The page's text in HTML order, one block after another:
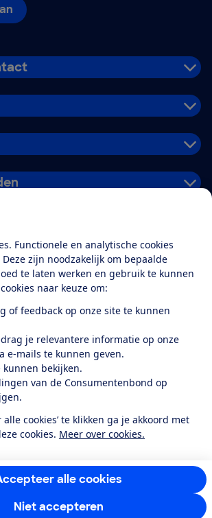
Functionele en analytische cookies
zijn noodzakelijk om bepaalde
te laten werken en gebruik te kunnen
naar keuze om:
of feedback op onze site te kunnen
je relevantere informatie op onze
e-mails te kunnen geven.
kunnen bekijken.
van de Consumentenbond op
alle cookies’ te klikken ga je akkoord met
cookies. Meer over cookies.
alle cookies
Niet accepteren
Alles over de
app
Privacyverklaring
Toegankelijkheid
feed nieuws
Facebook
TwitterInstagram
YoutubeLinkedIn
beoordelen de Consumentenbondmet gemiddeld